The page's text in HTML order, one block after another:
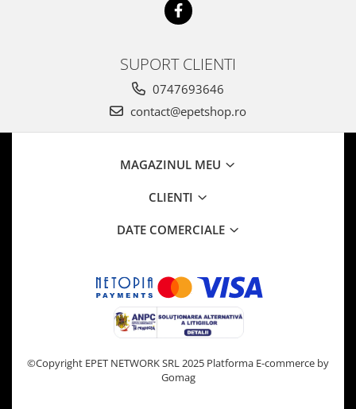
SUPORT CLIENTI
0747693646
contact@epetshop.ro
MAGAZINUL MEU
CLIENTI
DATE COMERCIALE
©Copyright EPET NETWORK SRL 2025 Platforma E-commerce by
Gomag